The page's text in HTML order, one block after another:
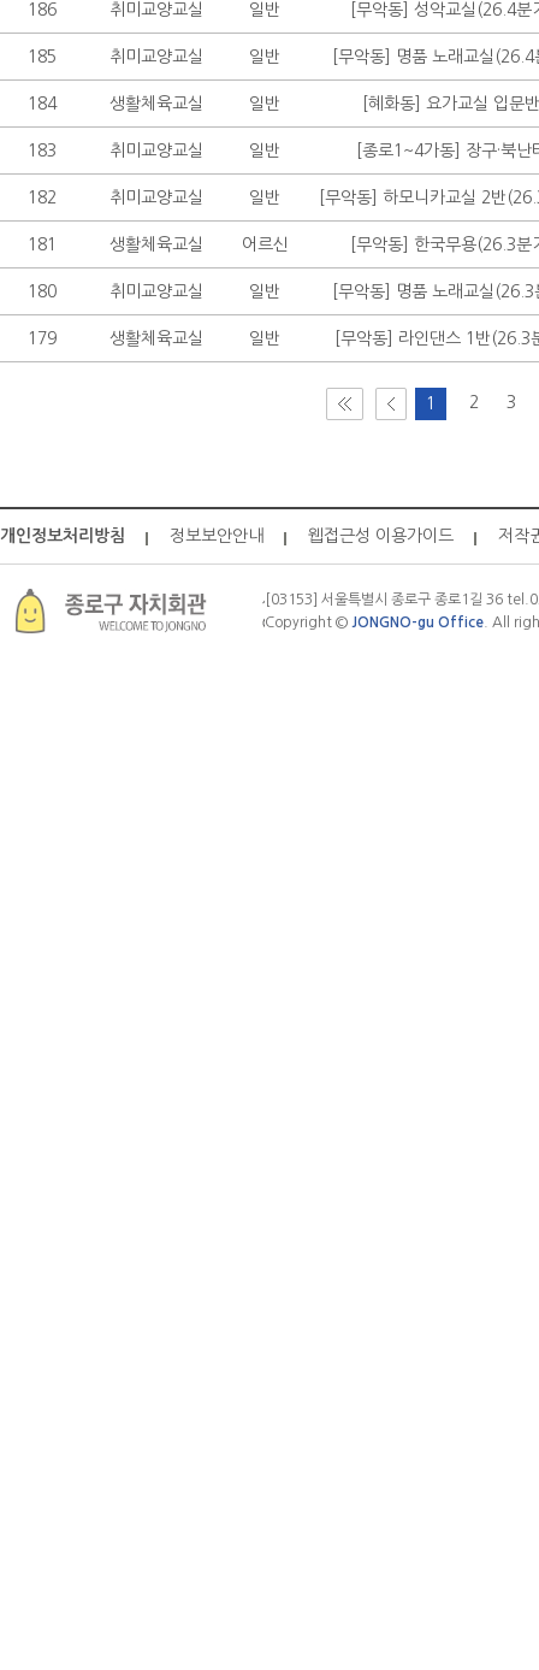
186 취미교양교실 일반 [무악동] 성악교실(26.4분
185 취미교양교실 일반 [무악동] 명품 노래교실(26.4
184 생활체육교실 일반 [혜화동] 요가교실 입문반
183 취미교양교실 일반 [종로1~4가동] 장구·북난
182 취미교양교실 일반 [무악동] 하모니카교실 2반
181 생활체육교실 어르신 [무악동] 한국무용(26.3분
180 취미교양교실 일반 [무악동] 명품 노래교실(26.3
179 생활체육교실 일반 [무악동] 라인댄스 1반(26.3
1 2 3
개인정보처리방침 정보보안안내 웹접근성 이용가이드 저작
[03153] 서울특별시 종로구 종로1길 36
Copyright © JONGNO-gu Office . All